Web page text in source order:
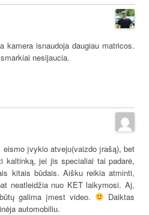
kamera isnaudoja daugiau matricos.
nesijaucia.
įvykio atveju(vaizdo įrašą), bet
kaltinką, jei jis specialiai tai padarė,
kitais būdais. Aišku reikia atminti,
neatleidžia nuo KET laikymosi. Aj,
galima įmest video.
Daiktas
automobiliu.